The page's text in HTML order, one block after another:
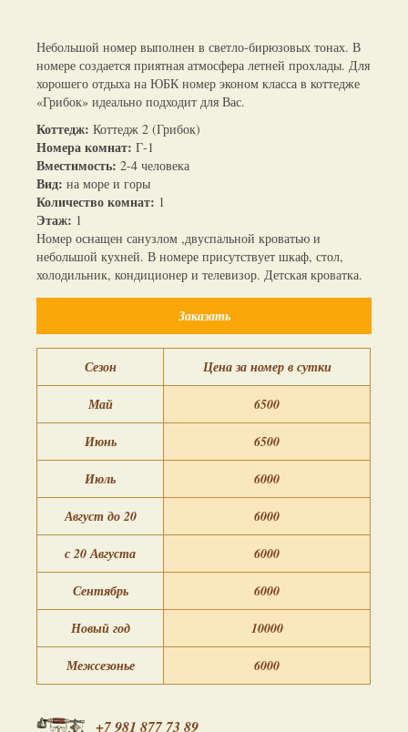
Небольшой номер выполнен в светло-бирюзовых тонах. В
номере создается приятная атмосфера летней прохлады. Для
хорошего отдыха на ЮБК номер эконом класса в коттедже
«Грибок» идеально подходит для Вас.
Коттедж: Коттедж 2 (Грибок)
Номера комнат: Г-1
Вместимость: 2-4 человека
Вид: на море и горы
Количество комнат: 1
Этаж: 1
Номер оснащен санузлом ,двуспальной кроватью и
небольшой кухней. В номере присутствует шкаф, стол,
холодильник, кондиционер и телевизор. Детская кроватка.
Заказать
Сезон Цена за номер в сутки
Май 6500
Июнь 6500
Июль 6000
Август до 20 6000
с 20 Августа 6000
Сентябрь 6000
Новый год 10000
Межсезонье 6000
+7 981 877 73 89